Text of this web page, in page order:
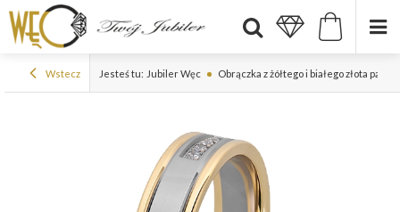
Wstecz Jesteś tu: Jubiler Węc Obrączka z żółtego i białego złota